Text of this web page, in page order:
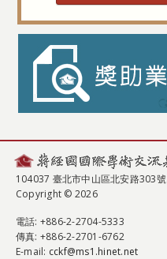
104037 臺北市中山區北安路303號
Copyright © 2026
電話: +886-2-2704-5333
傳真: +886-2-2701-6762
E-mail: cckf@ms1.hinet.net